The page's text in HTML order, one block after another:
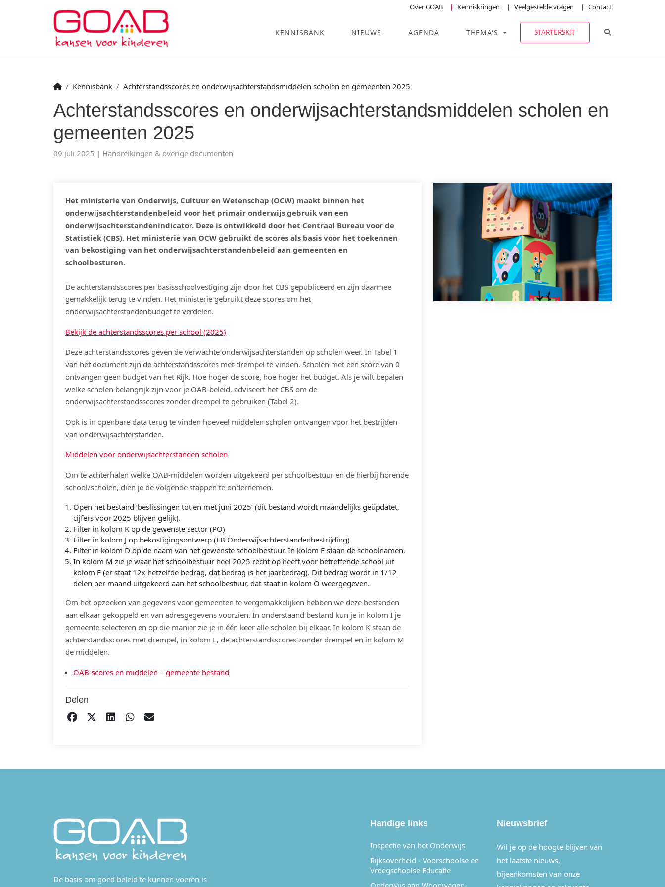
Over GOAB Kenniskringen Veelgestelde vragen Contact
KENNISBANK NIEUWS AGENDA THEMA'S STARTERSKIT
Kennisbank Achterstandsscores en onderwijsachterstandsmiddelen scholen en gemeenten 2025
Achterstandsscores en onderwijsachterstandsmiddelen scholen en
gemeenten 2025
09 juli 2025 Handreikingen & overige documenten
Het ministerie van Onderwijs, Cultuur en Wetenschap (OCW) maakt binnen het
onderwijsachterstandenbeleid voor het primair onderwijs gebruik van een
onderwijsachterstandenindicator. Deze is ontwikkeld door het Centraal Bureau voor de
Statistiek (CBS). Het ministerie van OCW gebruikt de scores als basis voor het toekennen
van bekostiging van het onderwijsachterstandenbeleid aan gemeenten en
schoolbesturen.
De achterstandsscores per basisschoolvestiging zijn door het CBS gepubliceerd en zijn daarmee
gemakkelijk terug te vinden. Het ministerie gebruikt deze scores om het
onderwijsachterstandenbudget te verdelen.
Bekijk de achterstandsscores per school (2025)
Deze achterstandsscores geven de verwachte onderwijsachterstanden op scholen weer. In Tabel 1
van het document zijn de achterstandsscores met drempel te vinden. Scholen met een score van 0
ontvangen geen budget van het Rijk. Hoe hoger de score, hoe hoger het budget. Als je wilt bepalen
welke scholen belangrijk zijn voor je OAB-beleid, adviseert het CBS om de
onderwijsachterstandsscores zonder drempel te gebruiken (Tabel 2).
Ook is in openbare data terug te vinden hoeveel middelen scholen ontvangen voor het bestrijden
van onderwijsachterstanden.
Middelen voor onderwijsachterstanden scholen
Om te achterhalen welke OAB-middelen worden uitgekeerd per schoolbestuur en de hierbij horende
school/scholen, dien je de volgende stappen te ondernemen.
Open het bestand ‘beslissingen tot en met juni 2025’ (dit bestand wordt maandelijks geüpdatet,
cijfers voor 2025 blijven gelijk).
Filter in kolom K op de gewenste sector (PO)
Filter in kolom J op bekostigingsontwerp (EB Onderwijsachterstandenbestrijding)
Filter in kolom D op de naam van het gewenste schoolbestuur. In kolom F staan de schoolnamen.
In kolom M zie je waar het schoolbestuur heel 2025 recht op heeft voor betreffende school uit
kolom F (er staat 12x hetzelfde bedrag, dat bedrag is het jaarbedrag). Dit bedrag wordt in 1/12
delen per maand uitgekeerd aan het schoolbestuur, dat staat in kolom O weergegeven.
Om het opzoeken van gegevens voor gemeenten te vergemakkelijken hebben we deze bestanden
aan elkaar gekoppeld en van adresgegevens voorzien. In onderstaand bestand kun je in kolom I je
gemeente selecteren en op die manier zie je in één keer alle scholen bij elkaar. In kolom K staan de
achterstandsscores met drempel, in kolom L, de achterstandsscores zonder drempel en in kolom M
de middelen.
OAB-scores en middelen – gemeente bestand
Delen
DELEN OP FACEBOOK
TWEETDELEN OP LINKEDIN
DELEN OP WHATSAPP
De basis om goed beleid te kunnen voeren is
Handige links
Inspectie van het Onderwijs
Rijksoverheid - Voorschoolse en
Vroegschoolse Educatie
Onderwijs aan Woonwagen-,
Nieuwsbrief
Wil je op de hoogte blijven van
het laatste nieuws,
bijeenkomsten van onze